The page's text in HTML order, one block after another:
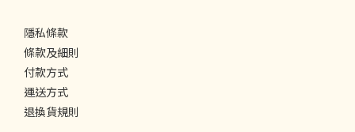
隱私條款
條款及細則
付款方式
運送方式
退換貨規則